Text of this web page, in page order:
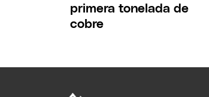
primera tonelada de
cobre